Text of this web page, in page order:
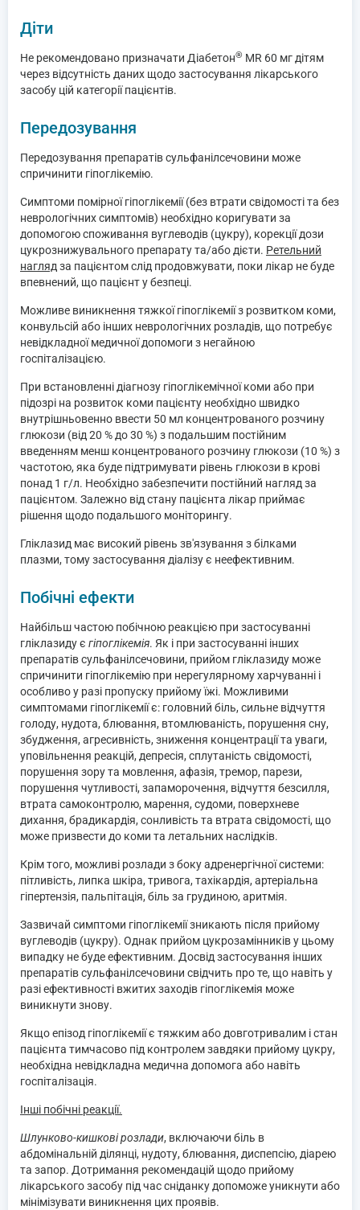
Діти
Не рекомендовано призначати Діабетон® MR 60 мг дітям
через відсутність даних щодо застосування лікарського
засобу цій категорії пацієнтів.
Передозування
Передозування препаратів сульфанілсечовини може
спричинити гіпоглікемію.
Симптоми помірної гіпоглікемії (без втрати свідомості та без
неврологічних симптомів) необхідно коригувати за
допомогою споживання вуглеводів (цукру), корекції дози
цукрознижувального препарату та/або дієти. Ретельний
наглядза пацієнтом слід продовжувати, поки лікар не буде
впевнений, що пацієнт у безпеці.
Можливе виникнення тяжкої гіпоглікемії з розвитком коми,
конвульсій або інших неврологічних розладів, що потребує
невідкладної медичної допомоги з негайною
госпіталізацією.
При встановленні діагнозу гіпоглікемічної коми або при
підозрі на розвиток коми пацієнту необхідно швидко
внутрішньовенно ввести 50 мл концентрованого розчину
глюкози (від 20 % до 30 %) з подальшим постійним
введенням менш концентрованого розчину глюкози (10 %) з
частотою, яка буде підтримувати рівень глюкози в крові
понад 1 г/л. Необхідно забезпечити постійний нагляд за
пацієнтом. Залежно від стану пацієнта лікар приймає
рішення щодо подальшого моніторингу.
Гліклазид має високий рівень зв'язування з білками
плазми, тому застосування діалізу є неефективним.
Побічні ефекти
Найбільш частою побічною реакцією при застосуванні
гліклазиду є гіпоглікемія. Як і при застосуванні інших
препаратів сульфанілсечовини, прийом гліклазиду може
спричинити гіпоглікемію при нерегулярному харчуванні і
особливо у разі пропуску прийому їжі. Можливими
симптомами гіпоглікемії є: головний біль, сильне відчуття
голоду, нудота, блювання, втомлюваність, порушення сну,
збудження, агресивність, зниження концентрації та уваги,
уповільнення реакцій, депресія, сплутаність свідомості,
порушення зору та мовлення, афазія, тремор, парези,
порушення чутливості, запаморочення, відчуття безсилля,
втрата самоконтролю, марення, судоми, поверхневе
дихання, брадикардія, сонливість та втрата свідомості, що
може призвести до коми та летальних наслідків.
Крім того, можливі розлади з боку адренергічної системи:
пітливість, липка шкіра, тривога, тахікардія, артеріальна
гіпертензія, пальпітація, біль за грудиною, аритмія.
Зазвичай симптоми гіпоглікемії зникають після прийому
вуглеводів (цукру). Однак прийом цукрозамінників у цьому
випадку не буде ефективним. Досвід застосування інших
препаратів сульфанілсечовини свідчить про те, що навіть у
разі ефективності вжитих заходів гіпоглікемія може
виникнути знову.
Якщо епізод гіпоглікемії є тяжким або довготривалим і стан
пацієнта тимчасово під контролем завдяки прийому цукру,
необхідна невідкладна медична допомога або навіть
госпіталізація.
Інші побічні реакції.
Шлунково-кишкові розлади, включаючи біль в
абдомінальній ділянці, нудоту, блювання, диспепсію, діарею
та запор. Дотримання рекомендацій щодо прийому
лікарського засобу під час сніданку допоможе уникнути або
мінімізувати виникнення цих проявів.